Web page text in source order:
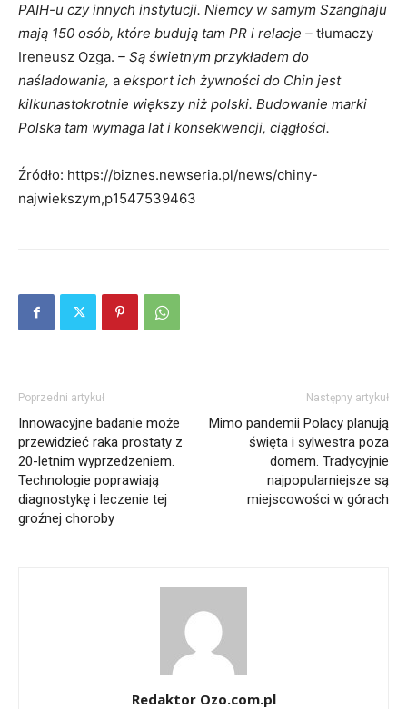
PAIH-u czy innych instytucji. Niemcy w samym Szanghaju
mają 150 osób, które budują tam PR i relacje – tłumaczy
Ireneusz Ozga. – Są świetnym przykładem do
naśladowania, a eksport ich żywności do Chin jest
kilkunastokrotnie większy niż polski. Budowanie marki
Polska tam wymaga lat i konsekwencji, ciągłości.
Źródło: https://biznes.newseria.pl/news/chiny-
najwiekszym,p1547539463
Poprzedni artykuł
Innowacyjne badanie może
przewidzieć raka prostaty z
20-letnim wyprzedzeniem.
Technologie poprawiają
diagnostykę i leczenie tej
groźnej choroby
Następny artykuł
Mimo pandemii Polacy planują
święta i sylwestra poza
domem. Tradycyjnie
najpopularniejsze są
miejscowości w górach
Redaktor Ozo.com.pl